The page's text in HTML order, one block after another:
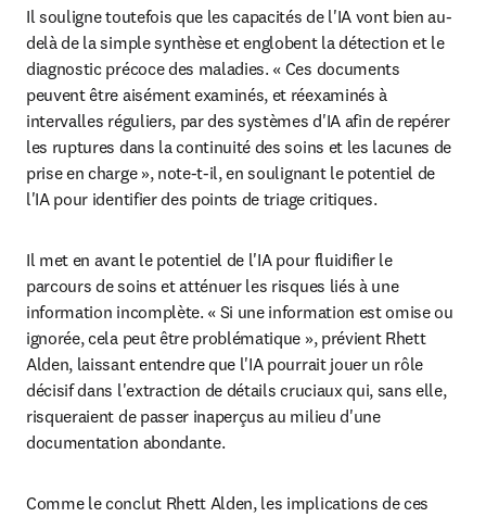
Il souligne toutefois que les capacités de l'IA vont bien au-
delà de la simple synthèse et englobent la détection et le
diagnostic précoce des maladies. « Ces documents
peuvent être aisément examinés, et réexaminés à
intervalles réguliers, par des systèmes d'IA afin de repérer
les ruptures dans la continuité des soins et les lacunes de
prise en charge », note-t-il, en soulignant le potentiel de
l'IA pour identifier des points de triage critiques.
Il met en avant le potentiel de l'IA pour fluidifier le
parcours de soins et atténuer les risques liés à une
information incomplète. « Si une information est omise ou
ignorée, cela peut être problématique », prévient Rhett
Alden, laissant entendre que l'IA pourrait jouer un rôle
décisif dans l'extraction de détails cruciaux qui, sans elle,
risqueraient de passer inaperçus au milieu d'une
documentation abondante.
Comme le conclut Rhett Alden, les implications de ces